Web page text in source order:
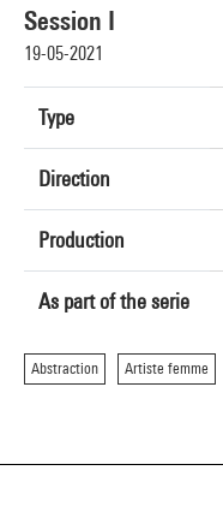
Session I
19-05-2021
Type
Direction
Production
As part of the serie
Abstraction Artiste femme